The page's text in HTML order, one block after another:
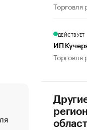
«От спорта
Торговля
ДЕЙСТВУЕТ
ИП
Торговля